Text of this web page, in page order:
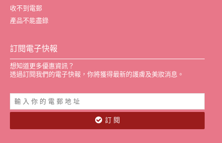
收不到電郵
產品不能盡錄
訂閱電子快報
想知道更多優惠資訊？
透過訂閱我們的電子快報，你將獲得最新的護膚及美妝消息。
訂 閱